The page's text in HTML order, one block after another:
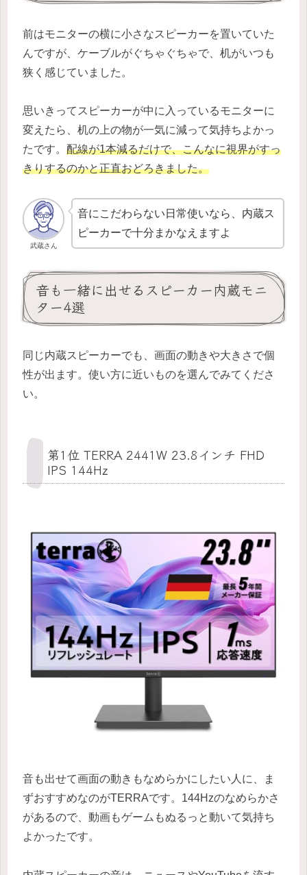
前はモニターの横に小さなスピーカーを置いていた
んですが、ケーブルがぐちゃぐちゃで、机がいつも
狭く感じていました。
思いきってスピーカーが中に入っているモニターに
変えたら、机の上の物が一気に減って気持ちよかっ
たです。 配線が1本減るだけで、こんなに視界がすっ
きりするのかと正直おどろきました。
武蔵さん
音にこだわらない日常使いなら、内蔵ス
ピーカーで十分まかなえますよ
音も一緒に出せるスピーカー内蔵モニ
ター4選
同じ内蔵スピーカーでも、画面の動きや大きさで個
性が出ます。使い方に近いものを選んでみてくださ
い。
第1位 TERRA 2441W 23.8インチ FHD
IPS 144Hz
音も出せて画面の動きもなめらかにしたい人に、ま
ずおすすめなのがTERRAです。144Hzのなめらかさ
があるので、動画もゲームもぬるっと動いて気持ち
よかったです。